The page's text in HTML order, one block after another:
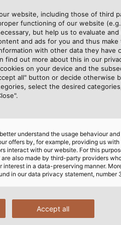
Sono anche
specifica e
al +39 039/
website, including those of third
functioning of our website
but help us to evaluate and
and ads for you and thus make
with other data they have
find out more about this in our
on your device and the
all" button or decide otherwise
select the desired
understand the usage behaviour
offers by, for example, providing us with
interact with our website. For this
also made by third-party providers
interest in a data-preserving manner.
in our data privacy statement, number
Accept all